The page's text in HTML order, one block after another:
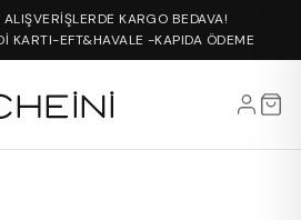
KARGO BEDAVA!
KARTI-EFT&HAVALE -KAPIDA ÖDEME